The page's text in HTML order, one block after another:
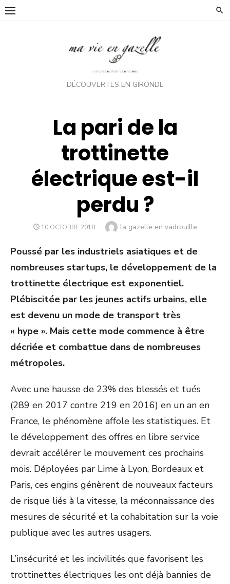
Skip
DÉCOUVERTES EN GIRONDE
La pari de la
trottinette
électrique est-il
perdu ?
POSTED
10 OCTOBRE 2018 Author
la gazelle en vadrouille
Poussé par les industriels asiatiques et de
nombreuses startups, le développement de la
trottinette électrique est exponentiel.
Plébiscitée par les jeunes actifs urbains, elle
est devenu un mode de transport très
« hype ». Mais cette mode commence à être
décriée et combattue dans de nombreuses
métropoles.
Avec une hausse de 23% des blessés et tués
(289 en 2017 contre 219 en 2016) en un an en
France, le phénomène affole les statistiques. Et
le développement des offres en libre service
devrait accélérer le mouvement ces prochains
mois. Déployées par Lime à Lyon, Bordeaux et
Paris, ces engins génèrent de nouveaux facteurs
de risque liés à la vitesse, la méconnaissance des
mesures de sécurité et la cohabitation sur la voie
publique avec les autres usagers.
L’insécurité et les incivilités que favorisent les
trottinettes électriques les ont déjà bannies de